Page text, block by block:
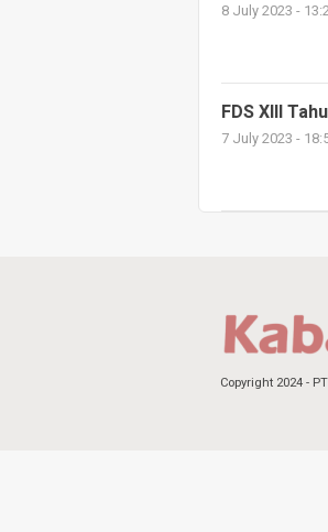
8 July 2023 -
FDS XIII
7 July 2023 -
Copyright 2024 -